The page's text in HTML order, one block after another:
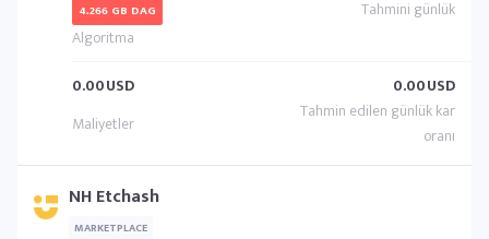
4.266 GB DAG
0.00USD 0.00USD
NH Etchash
MARKETPLACE